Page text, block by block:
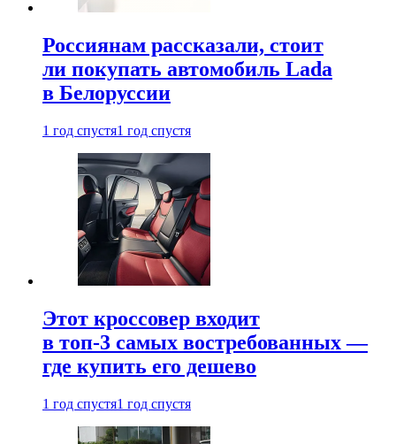
Россиянам рассказали, стоит
ли покупать автомобиль Lada
в Белоруссии
1 год спустя1 год спустя
Этот кроссовер входит
в топ-3 самых востребованных —
где купить его дешево
1 год спустя1 год спустя